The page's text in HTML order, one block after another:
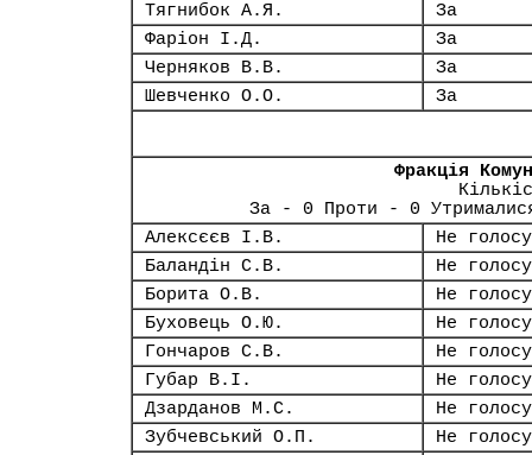
Тягнибок А.Я.
За
Фаріон І.Д.
За
Черняков В.В.
За
Шевченко О.О.
За
Фракція
За - 0 Проти - 0
Алексєєв І.В.
Не
Баландін С.В.
Не
Борита О.В.
Не
Буховець О.Ю.
Не
Гончаров С.В.
Не
Губар В.І.
Не
Дзарданов М.С.
Не
Зубчевський О.П.
Не